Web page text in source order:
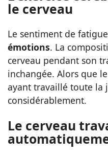
le cerveau
Le sentiment de
émotions. La
cerveau pendant son
inchangée. Alors que
ayant travaillé toute la
considérablement.
Le cerveau